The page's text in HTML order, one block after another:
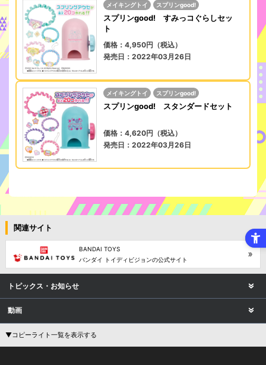
メイキングトイ スプリンgood!
スプリンgood! すみっコぐらしセッ
ト
価格：4,950円（税込）
発売日：2022年03月26日
メイキングトイ スプリンgood!
スプリンgood! スタンダードセット
価格：4,620円（税込）
発売日：2022年03月26日
関連サイト
BANDAI TOYS
バンダイ トイディビジョンの公式サイト
トピックス・お知らせ
動画
▼コピーライト一覧を表示する